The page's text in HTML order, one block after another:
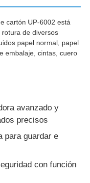
cartón UP-6002 está
de diversos
papel normal, papel
embalaje, cintas, cuero
avanzado y
precisos
para guardar e
con función